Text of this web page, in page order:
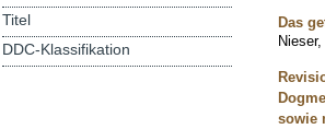
Das
sowie
Titel
DDC-Klassifikation